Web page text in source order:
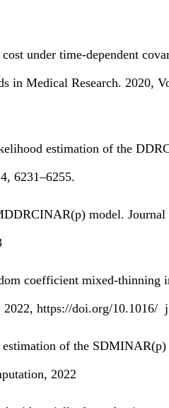
under time-dependent
in Medical Research. 2020,
estimation of the
6231–6255.
model.
coefficient mixed-thinning
https://doi.org/10.1016/
of the SDMINAR(p)
2022